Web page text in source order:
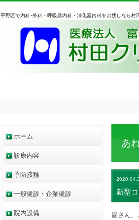
平野区で内科･外科・呼吸器内科・消化器内科をお捜しなら村
あ
新型
皆さん、
ホーム
診療内容
予防接種
一般健診・企業健診
院内設備